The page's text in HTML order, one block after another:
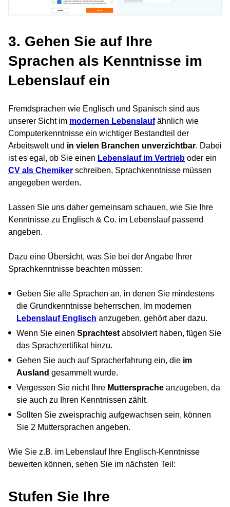
3. Gehen Sie auf Ihre
Sprachen als Kenntnisse im
Lebenslauf ein
Fremdsprachen wie Englisch und Spanisch sind aus
unserer Sicht im modernen Lebenslaufähnlich wie
Computerkenntnisse ein wichtiger Bestandteil der
Arbeitswelt und in vielen Branchen unverzichtbar. Dabei
ist es egal, ob Sie einen Lebenslauf im Vertrieb oder ein
CV als Chemiker schreiben, Sprachkenntnisse müssen
angegeben werden.
Lassen Sie uns daher gemeinsam schauen, wie Sie Ihre
Kenntnisse zu Englisch & Co. im Lebenslauf passend
angeben.
Dazu eine Übersicht, was Sie bei der Angabe Ihrer
Sprachkenntnisse beachten müssen:
Geben Sie alle Sprachen an, in denen Sie mindestens
die Grundkenntnisse beherrschen. Im modernen
Lebenslauf Englisch anzugeben, gehört aber dazu.
Wenn Sie einen Sprachtest absolviert haben, fügen Sie
das Sprachzertifikat hinzu.
Gehen Sie auch auf Spracherfahrung ein, die im
Ausland gesammelt wurde.
Vergessen Sie nicht Ihre Muttersprache anzugeben, da
sie auch zu Ihren Kenntnissen zählt.
Sollten Sie zweisprachig aufgewachsen sein, können
Sie 2 Muttersprachen angeben.
Wie Sie z.B. im Lebenslauf Ihre Englisch-Kenntnisse
bewerten können, sehen Sie im nächsten Teil:
Stufen Sie Ihre